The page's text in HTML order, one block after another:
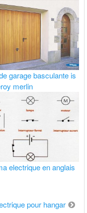
garage basculante is
merlin
electrique en anglais
pour hangar